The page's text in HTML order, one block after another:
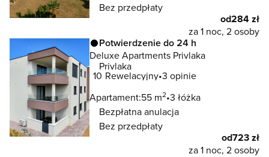
Bez przedpłaty
od284 zł
za 1 noc, 2 osoby
Potwierdzenie do 24 h
Deluxe Apartments Privlaka
Privlaka
10 Rewelacyjny 3 opinie
Apartament:55 m2 3 łóżka
Bezpłatna anulacja
Bez przedpłaty
od723 zł
za 1 noc, 2 osoby